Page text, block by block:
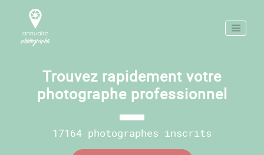
Trouvez rapidement votre
photographe professionnel
17164 photographes inscrits